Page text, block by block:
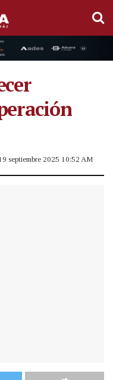
septiembre 2025 10:52 AM